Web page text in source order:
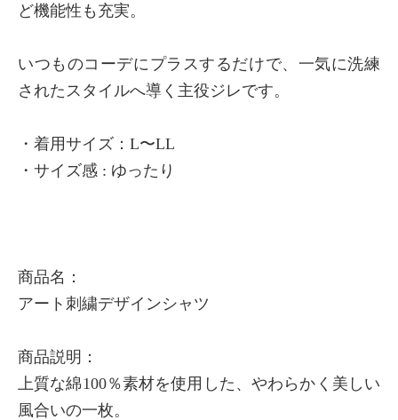
ど機能性も充実。
いつものコーデにプラスするだけで、一気に洗練
されたスタイルへ導く主役ジレです。
・着用サイズ：L〜LL
・サイズ感 : ゆったり
商品名：
アート刺繍デザインシャツ
商品説明：
上質な綿100％素材を使用した、やわらかく美しい
風合いの一枚。